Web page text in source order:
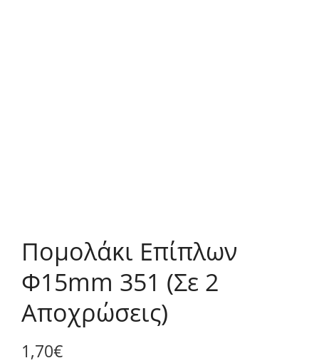
Πομολάκι Επίπλων
Φ15mm 351 (Σε 2
Αποχρώσεις)
1,70€